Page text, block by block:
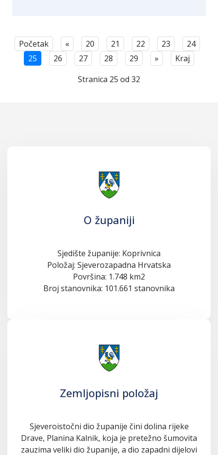
Početak « 20 21 22 23
24
25
26 27 28 29 »
Kraj
Stranica 25 od 32
O županiji
Sjedište županije: Koprivnica
Položaj: Sjeverozapadna Hrvatska
Površina: 1.748 km2
Broj stanovnika: 101.661 stanovnika
Zemljopisni položaj
Sjeveroistočni dio županije čini dolina rijeke
Drave, Planina Kalnik, koja je pretežno šumovita
zauzima veliki dio županije, a dio zapadni dijelovi